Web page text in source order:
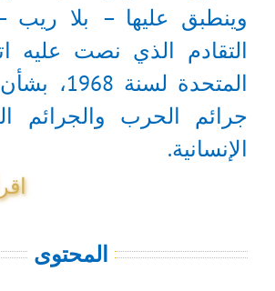
وينطبق عليها – بلا ريب
التقادم الذي نصت عليه
المتحدة
جرائم الحرب والجرائم
الإنسانية.
المحتوى